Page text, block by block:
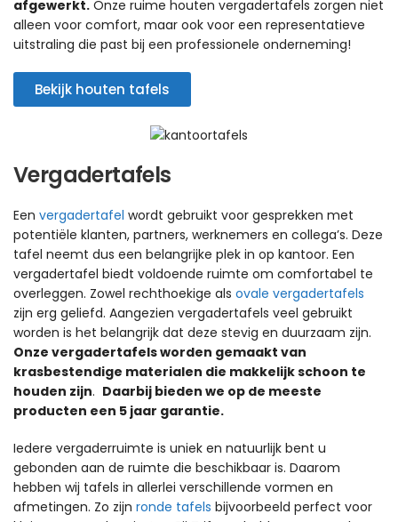
afgewerkt. Onze ruime houten vergadertafels zorgen niet
alleen voor comfort, maar ook voor een representatieve
uitstraling die past bij een professionele onderneming!
Bekijk houten tafels
Vergadertafels
Een vergadertafel wordt gebruikt voor gesprekken met
potentiële klanten, partners, werknemers en collega’s. Deze
tafel neemt dus een belangrijke plek in op kantoor. Een
vergadertafel biedt voldoende ruimte om comfortabel te
overleggen. Zowel rechthoekige als ovale vergadertafels
zijn erg geliefd. Aangezien vergadertafels veel gebruikt
worden is het belangrijk dat deze stevig en duurzaam zijn.
Onze vergadertafels worden gemaakt van
krasbestendige materialen die makkelijk schoon te
houden zijn. Daarbij bieden we op de meeste
producten een 5 jaar garantie.
Iedere vergaderruimte is uniek en natuurlijk bent u
gebonden aan de ruimte die beschikbaar is. Daarom
hebben wij tafels in allerlei verschillende vormen en
afmetingen. Zo zijn ronde tafels bijvoorbeeld perfect voor